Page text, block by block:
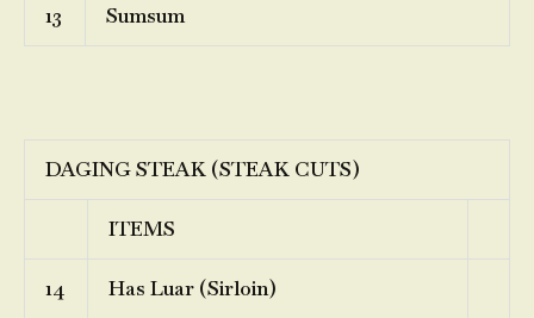
13 Sumsum
DAGING STEAK (STEAK CUTS)
ITEMS
14 Has Luar (Sirloin)